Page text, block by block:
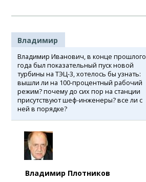
Владимир
Владимир Иванович, в конце прошлого
года был показательный пуск новой
турбины на ТЭЦ-3, хотелось бы узнать:
вышли ли на 100-процентный рабочий
режим? почему до сих пор на станции
присутствуют шеф-инженеры? все ли с
ней в порядке?
Владимир Плотников